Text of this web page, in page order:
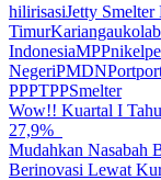
hilirisasiJetty
TimurKariangau
IndonesiaMPPnikel
NegeriPMDNPort
PPPTPPSmelter
Navigasi
pos
Wow!! Kuartal I
27,9%
Mudahkan Nasabah
Berinovasi Lewat